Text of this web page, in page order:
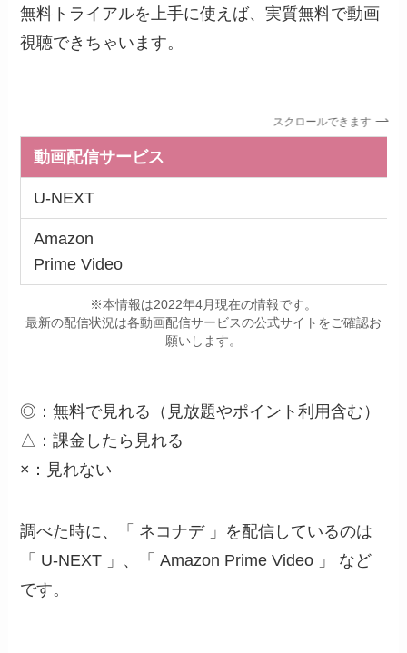
無料トライアルを上手に使えば、実質無料で動画
視聴できちゃいます。
スクロールできます
動画配信サービス
U-NEXT
Amazon
Prime Video
※本情報は2022年4月現在の情報です。
最新の配信状況は各動画配信サービスの公式サイトをご確認お
願いします。
◎：無料で見れる（見放題やポイント利用含む）
△：課金したら見れる
×：見れない
調べた時に、「 ネコナデ 」を配信しているのは
「 U-NEXT 」、「 Amazon Prime Video 」 など
です。